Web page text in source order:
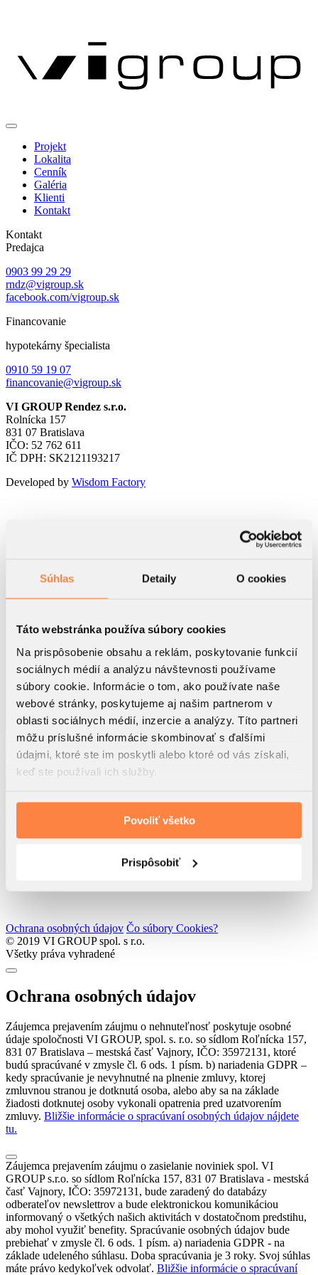
Súhlas Detaily O cookies
Táto webstránka používa súbory cookies
Na prispôsobenie obsahu a reklám, poskytovanie funkcií
sociálnych médií a analýzu návštevnosti používame
súbory cookie. Informácie o tom, ako používate naše
webové stránky, poskytujeme aj našim partnerom v
oblasti sociálnych médií, inzercie a analýzy. Títo partneri
môžu príslušné informácie skombinovať s ďalšími
údajmi, ktoré ste im poskytli alebo ktoré od vás získali,
keď ste používali ich služby.
Povoliť všetko
Prispôsobiť
Projekt
Lokalita
Cenník
Galéria
Klienti
Kontakt
Kontakt
Predajca
0903 99 29 29
rndz@vigroup.sk
facebook.com/vigroup.sk
Financovanie
hypotekárny špecialista
0910 59 19 07
financovanie@vigroup.sk
VI GROUP Rendez s.r.o.
Rolnícka 157
831 07 Bratislava
IČO: 52 762 611
IČ DPH: SK2121193217
Developed by Wisdom Factory
Využitím tohto formulára beriem na vedomie, že dôjde k
spracúvaniu osobných údajov
Súhlasím so zasielaním noviniek spol. VI GROUP s.r.o.
VI GROUP Rendez s.r.o.
Ochrana osobných údajov Čo súbory Cookies?
© 2019 VI GROUP spol. s r.o.
Všetky práva vyhradené
Ochrana osobných údajov
Záujemca prejavením záujmu o nehnuteľnosť poskytuje osobné
údaje spoločnosti VI GROUP, spol. s. r.o. so sídlom Roľnícka 157,
831 07 Bratislava – mestská časť Vajnory, IČO: 35972131, ktoré
budú spracúvané v zmysle čl. 6 ods. 1 písm. b) nariadenia GDPR –
kedy spracúvanie je nevyhnutné na plnenie zmluvy, ktorej
zmluvnou stranou je dotknutá osoba, alebo aby sa na základe
žiadosti dotknutej osoby vykonali opatrenia pred uzatvorením
zmluvy. Bližšie informácie o spracúvaní osobných údajov nájdete
tu.
Záujemca prejavením záujmu o zasielanie noviniek spol. VI
GROUP s.r.o. so sídlom Roľnícka 157, 831 07 Bratislava - mestská
časť Vajnory, IČO: 35972131, bude zaradený do databázy
odberateľov newslettrov a bude elektronickou komunikáciou
informovaný o všetkých našich aktivitách v dostatočnom predstihu,
aby mohol využiť benefity. Spracúvanie osobných údajov bude
prebiehať v zmysle čl. 6 ods. 1 písm. a) nariadenia GDPR - na
základe udeleného súhlasu. Doba spracúvania je 3 roky. Svoj súhlas
máte právo kedykoľvek odvolať. Bližšie informácie o spracúvaní